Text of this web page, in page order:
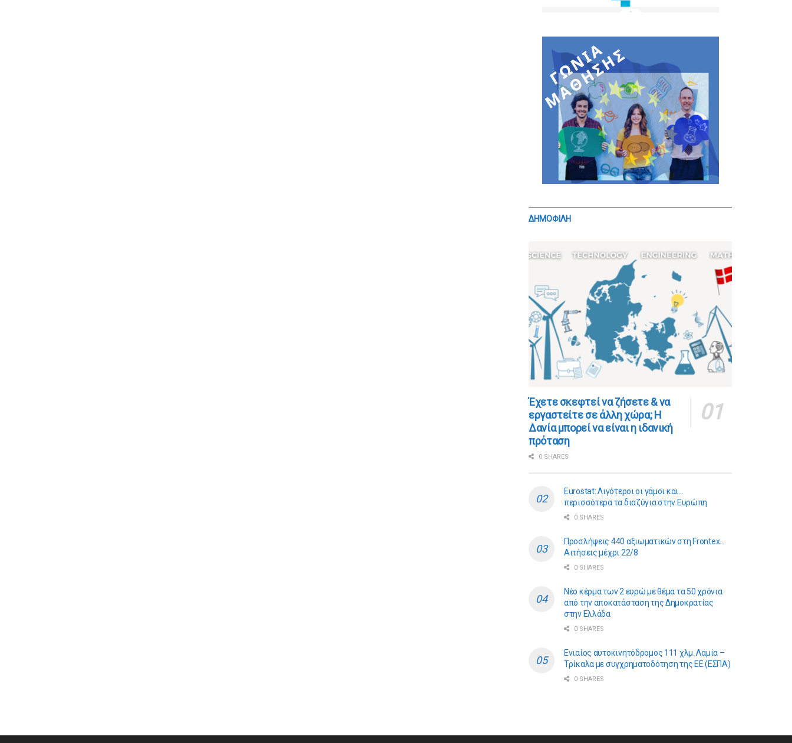
ΔΗΜΟΦΙΛΗ
​​Έχετε σκεφτεί να ζήσετε & να
εργαστείτε σε άλλη χώρα; Η
Δανία μπορεί να είναι η ιδανική
πρόταση
0 SHARES
Eurostat: Λιγότεροι οι γάμοι και…
περισσότερα τα διαζύγια στην Ευρώπη
0 SHARES
Προσλήψεις 440 αξιωματικών στη Frontex…
Αιτήσεις μέχρι 22/8
0 SHARES
Νέο κέρμα των 2 ευρώ με θέμα τα 50 χρόνια
από την αποκατάσταση της Δημοκρατίας
στην Ελλάδα
0 SHARES
Ενιαίος αυτοκινητόδρομος 111 χλμ. Λαμία –
Τρίκαλα με συγχρηματοδότηση της ΕE (ΕΣΠΑ)
0 SHARES